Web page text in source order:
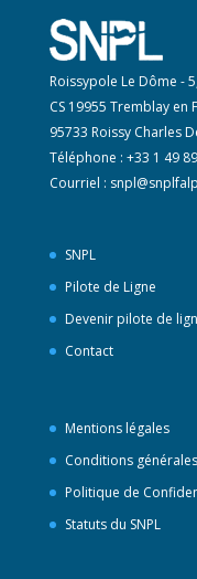
Roissypole Le Dôme -
CS 19955 Tremblay en
95733 Roissy Charles
Téléphone : +33 1 49
Courriel :
SNPL
Pilote de Ligne
Devenir pilote de
Contact
Mentions légales
Conditions générales
Politique de
Statuts du SNPL